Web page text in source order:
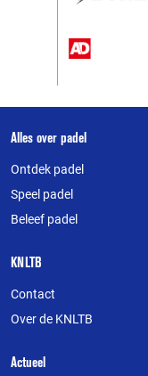
Over
deze
website
Alles over padel
Ontdek padel
Speel padel
Beleef padel
KNLTB
Contact
Over de KNLTB
Actueel